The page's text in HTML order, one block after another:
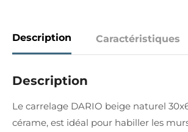
Description Caractéristiques
Description
Le carrelage DARIO beige naturel
cérame, est idéal pour habiller les